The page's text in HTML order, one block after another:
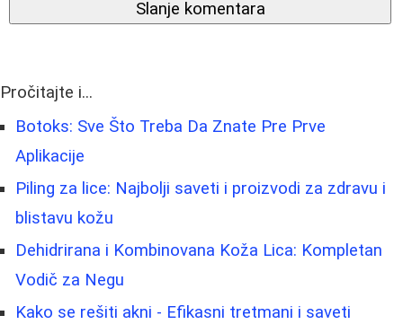
Slanje komentara
Pročitajte i...
Botoks: Sve Što Treba Da Znate Pre Prve
Aplikacije
Piling za lice: Najbolji saveti i proizvodi za zdravu i
blistavu kožu
Dehidrirana i Kombinovana Koža Lica: Kompletan
Vodič za Negu
Kako se rešiti akni - Efikasni tretmani i saveti